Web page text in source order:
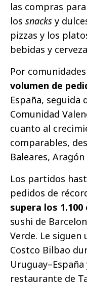
las compras
los snacks y
pizzas y los
bebidas y
Por
volumen de
España, seguida
Comunidad
cuanto al
comparables,
Baleares,
Los partidos
pedidos de
supera los 1.100
sushi de
Verde. Le siguen
Costco Bilbao
restaurante de